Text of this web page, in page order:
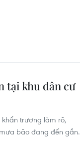
tại khu dân cư
trương làm rõ,
bão đang đến gần.